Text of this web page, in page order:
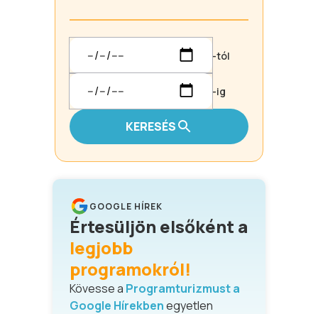
-tól
-ig
KERESÉS
GOOGLE HÍREK
Értesüljön elsőként a
legjobb
programokról!
Kövesse a Programturizmust a
Google Hírekbenegyetlen